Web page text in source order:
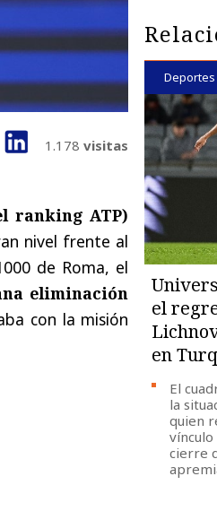
1.178 visitas
ranking ATP)
nivel frente al
de Roma, el
eliminación
con la misión
Deportes
el
en
El
la
quien
vínculo
cierre